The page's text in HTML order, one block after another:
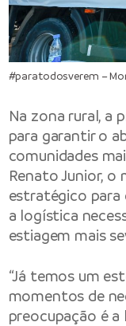
#paratodosverem –
Na zona rural, a
para garantir o
comunidades
Renato Junior,
estratégico para
a logística
estiagem mais
“Já temos um
momentos de
preocupação é